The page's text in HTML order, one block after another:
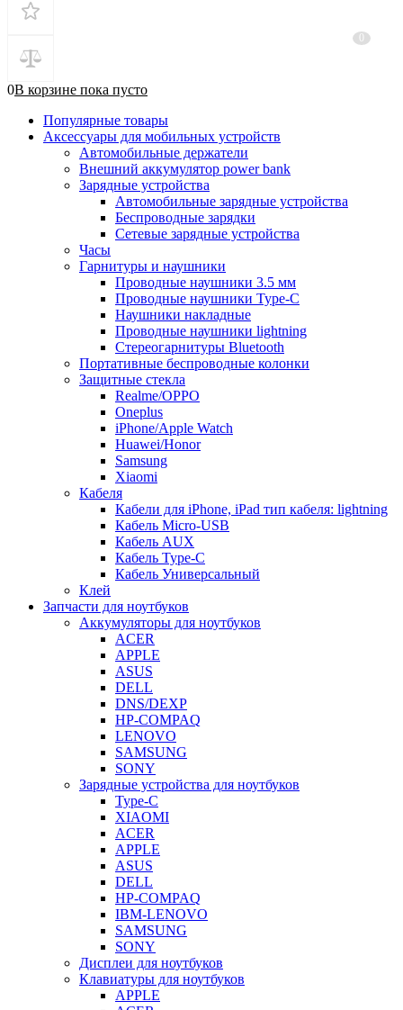
0В корзине пока пусто
Популярные товары
Аксессуары для мобильных устройств
Автомобильные держатели
Внешний аккумулятор power bank
Зарядные устройства
Автомобильные зарядные устройства
Беспроводные зарядки
Сетевые зарядные устройства
Часы
Гарнитуры и наушники
Проводные наушники 3.5 мм
Проводные наушники Type-C
Наушники накладные
Проводные наушники lightning
Стереогарнитуры Bluetooth
Портативные беспроводные колонки
Защитные стекла
Realme/OPPO
Oneplus
iPhone/Apple Watch
Huawei/Honor
Samsung
Xiaomi
Кабеля
Кабели для iPhone, iPad тип кабеля: lightning
Кабель Micro-USB
Кабель AUX
Кабель Type-C
Кабель Универсальный
Клей
Запчасти для ноутбуков
Аккумуляторы для ноутбуков
ACER
APPLE
ASUS
DELL
DNS/DEXP
HP-COMPAQ
LENOVO
SAMSUNG
SONY
Зарядные устройства для ноутбуков
Type-C
XIAOMI
ACER
APPLE
ASUS
DELL
HP-COMPAQ
IBM-LENOVO
SAMSUNG
SONY
Дисплеи для ноутбуков
Клавиатуры для ноутбуков
APPLE